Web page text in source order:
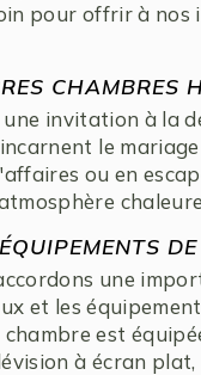
pour offrir à nos
invitation à la
incarnent le
ou en
une
et les
est
à écran